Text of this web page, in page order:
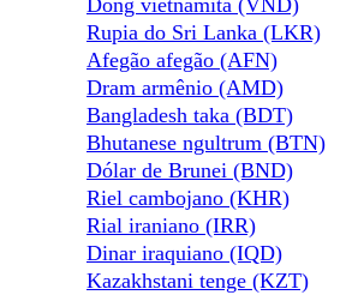
Dong vietnamita (VND)
Rupia do Sri Lanka (LKR)
Afegão afegão (AFN)
Dram armênio (AMD)
Bangladesh taka (BDT)
Bhutanese ngultrum (BTN)
Dólar de Brunei (BND)
Riel cambojano (KHR)
Rial iraniano (IRR)
Dinar iraquiano (IQD)
Kazakhstani tenge (KZT)